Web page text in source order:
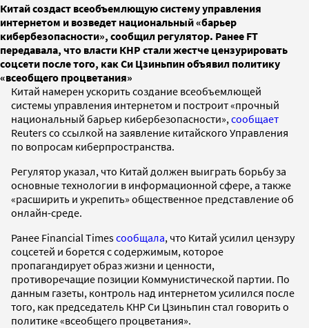
Китай создаст всеобъемлющую систему управления
интернетом и возведет национальный «барьер
кибербезопасности», сообщил регулятор. Ранее FT
передавала, что власти КНР стали жестче цензурировать
соцсети после того, как Си Цзиньпин объявил политику
«всеобщего процветания»
Китай намерен ускорить создание всеобъемлющей
системы управления интернетом и построит «прочный
национальный барьер кибербезопасности», сообщает
Reuters со ссылкой на заявление китайского Управления
по вопросам киберпространства.
Регулятор указал, что Китай должен выиграть борьбу за
основные технологии в информационной сфере, а также
«расширить и укрепить» общественное представление об
онлайн-среде.
Ранее Financial Timesсообщала, что Китай усилил цензуру
соцсетей и борется с содержимым, которое
пропагандирует образ жизни и ценности,
противоречащие позиции Коммунистической партии. По
данным газеты, контроль над интернетом усилился после
того, как председатель КНР Си Цзиньпин стал говорить о
политике «всеобщего процветания».